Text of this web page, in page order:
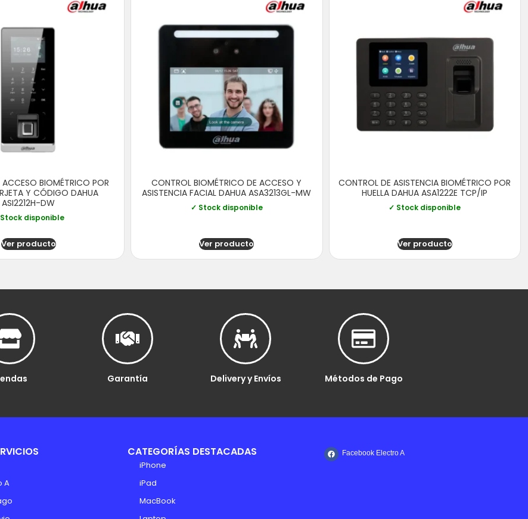
BIOMÉTRICO POR
Y CÓDIGO DAHUA
ASI2212H-DW
disponible
Ver producto
CONTROL BIOMÉTRICO DE ACCESO Y
ASISTENCIA FACIAL DAHUA ASA3213GL-MW
✓ Stock disponible
Ver producto
CONTROL DE ASISTENCIA BIOMÉTRICO POR
HUELLA DAHUA ASA1222E TCP/IP
✓ Stock disponible
Ver producto
Garantía Delivery y Envíos Métodos de Pago
A
CATEGORÍAS DESTACADAS
iPhone
iPad
MacBook
Facebook Electro A